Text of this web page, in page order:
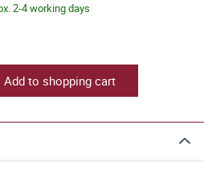
2-4 working days
Add to shopping cart